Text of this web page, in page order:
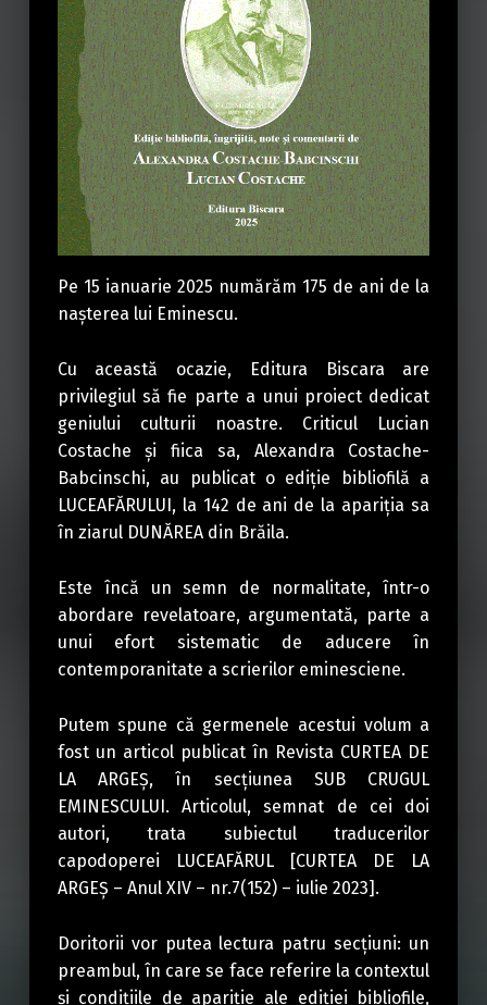
Pe 15 ianuarie 2025 numărăm 175 de ani de la
nașterea lui Eminescu.
Cu această ocazie, Editura Biscara are
privilegiul să fie parte a unui proiect dedicat
geniului culturii noastre. Criticul Lucian
Costache și fiica sa, Alexandra Costache-
Babcinschi, au publicat o ediție bibliofilă a
LUCEAFĂRULUI, la 142 de ani de la apariția sa
în ziarul DUNĂREA din Brăila.
Este încă un semn de normalitate, într-o
abordare revelatoare, argumentată, parte a
unui efort sistematic de aducere în
contemporanitate a scrierilor eminesciene.
Putem spune că germenele acestui volum a
fost un articol publicat în Revista CURTEA DE
LA ARGEȘ, în secțiunea SUB CRUGUL
EMINESCULUI. Articolul, semnat de cei doi
autori, trata subiectul traducerilor
capodoperei LUCEAFĂRUL [CURTEA DE LA
ARGEȘ – Anul XIV – nr.7(152) – iulie 2023].
Doritorii vor putea lectura patru secțiuni: un
preambul, în care se face referire la contextul
și condițiile de apariție ale ediției bibliofile,